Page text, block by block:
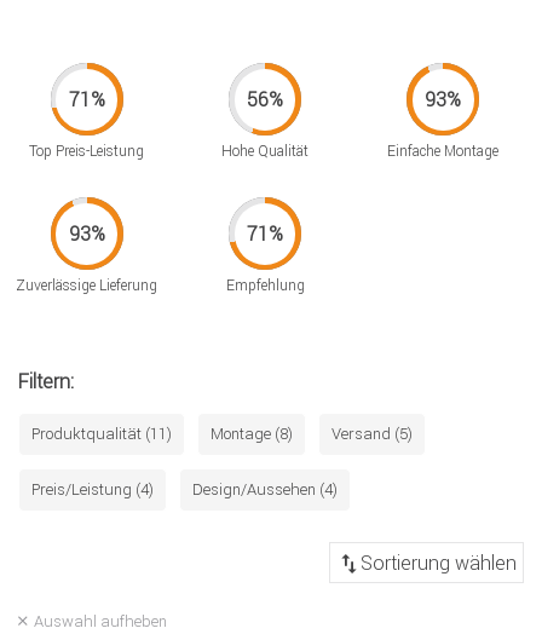
Top Preis-Leistung Hohe Qualität Einfache Montage
Zuverlässige Lieferung Empfehlung
Filtern:
Produktqualität (11) Montage (8) Versand (5)
Preis/Leistung (4) Design/Aussehen (4)
Auswahl aufheben